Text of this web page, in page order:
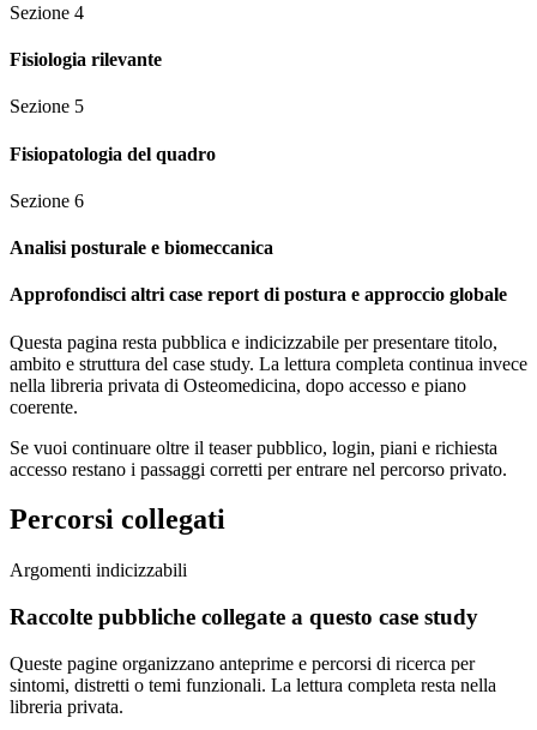
Sezione 4
Fisiologia rilevante
Sezione 5
Fisiopatologia del quadro
Sezione 6
Analisi posturale e biomeccanica
Approfondisci altri case report di postura e approccio globale
Questa pagina resta pubblica e indicizzabile per presentare titolo,
ambito e struttura del case study. La lettura completa continua invece
nella libreria privata di Osteomedicina, dopo accesso e piano
coerente.
Se vuoi continuare oltre il teaser pubblico, login, piani e richiesta
accesso restano i passaggi corretti per entrare nel percorso privato.
Percorsi collegati
Argomenti indicizzabili
Raccolte pubbliche collegate a questo case study
Queste pagine organizzano anteprime e percorsi di ricerca per
sintomi, distretti o temi funzionali. La lettura completa resta nella
libreria privata.